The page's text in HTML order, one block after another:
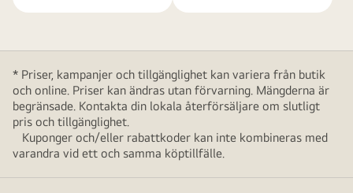
* Priser, kampanjer och tillgänglighet kan variera från butik
och online. Priser kan ändras utan förvarning. Mängderna är
begränsade. Kontakta din lokala återförsäljare om slutligt
pris och tillgänglighet.
Kuponger och/eller rabattkoder kan inte kombineras med
varandra vid ett och samma köptillfälle.